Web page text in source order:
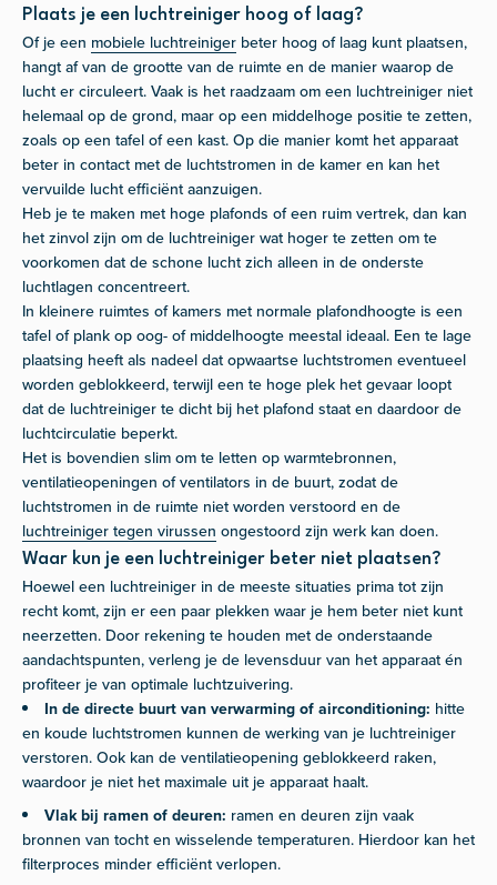
Plaats je een luchtreiniger hoog of laag?
Of je een mobiele luchtreiniger beter hoog of laag kunt plaatsen,
hangt af van de grootte van de ruimte en de manier waarop de
lucht er circuleert. Vaak is het raadzaam om een luchtreiniger niet
helemaal op de grond, maar op een middelhoge positie te zetten,
zoals op een tafel of een kast. Op die manier komt het apparaat
beter in contact met de luchtstromen in de kamer en kan het
vervuilde lucht efficiënt aanzuigen.
Heb je te maken met hoge plafonds of een ruim vertrek, dan kan
het zinvol zijn om de luchtreiniger wat hoger te zetten om te
voorkomen dat de schone lucht zich alleen in de onderste
luchtlagen concentreert.
In kleinere ruimtes of kamers met normale plafondhoogte is een
tafel of plank op oog- of middelhoogte meestal ideaal. Een te lage
plaatsing heeft als nadeel dat opwaartse luchtstromen eventueel
worden geblokkeerd, terwijl een te hoge plek het gevaar loopt
dat de luchtreiniger te dicht bij het plafond staat en daardoor de
luchtcirculatie beperkt.
Het is bovendien slim om te letten op warmtebronnen,
ventilatieopeningen of ventilators in de buurt, zodat de
luchtstromen in de ruimte niet worden verstoord en de
luchtreiniger tegen virussen ongestoord zijn werk kan doen.
Waar kun je een luchtreiniger beter niet plaatsen?
Hoewel een luchtreiniger in de meeste situaties prima tot zijn
recht komt, zijn er een paar plekken waar je hem beter niet kunt
neerzetten. Door rekening te houden met de onderstaande
aandachtspunten, verleng je de levensduur van het apparaat én
profiteer je van optimale luchtzuivering.
In de directe buurt van verwarming of airconditioning: hitte
en koude luchtstromen kunnen de werking van je luchtreiniger
verstoren. Ook kan de ventilatieopening geblokkeerd raken,
waardoor je niet het maximale uit je apparaat haalt.
Vlak bij ramen of deuren: ramen en deuren zijn vaak
bronnen van tocht en wisselende temperaturen. Hierdoor kan het
filterproces minder efficiënt verlopen.